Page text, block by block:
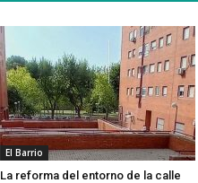
El Barrio
La reforma del entorno de la calle